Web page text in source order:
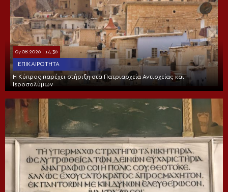
07.08.2026 | 14:36
ΕΠΙΚΑΙΡΌΤΗΤΑ
Η Κύπρος παρέχει στήριξη στα Πατριαρχεία Αντιοχείας και
Ιεροσολύμων